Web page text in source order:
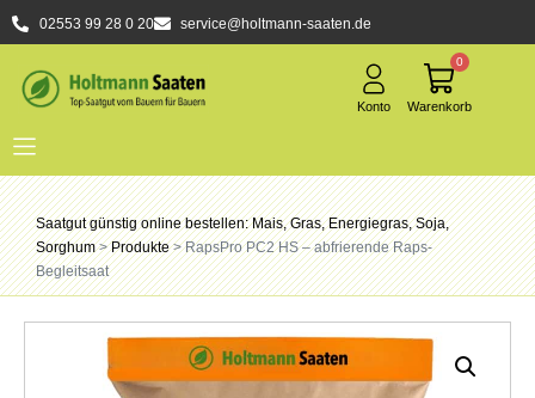
02553 99 28 0 20 service@holtmann-saaten.de
0
Saatgut günstig online bestellen: Mais, Gras, Energiegras, Soja,
Sorghum>Produkte>RapsPro PC2 HS – abfrierende Raps-
Begleitsaat